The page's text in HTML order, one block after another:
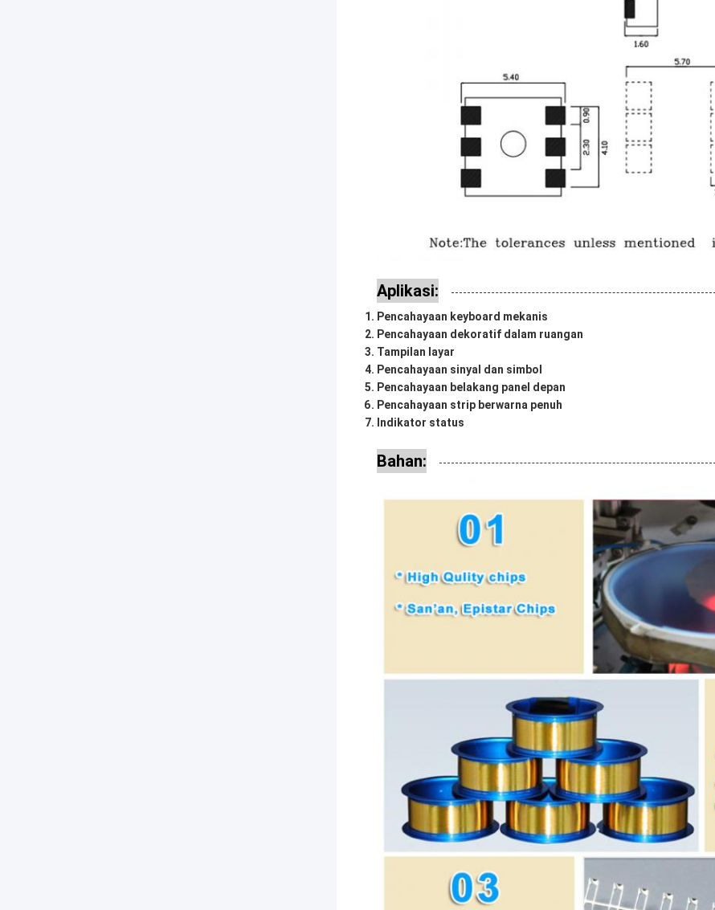
Aplikasi:
Pencahayaan keyboard mekanis
Pencahayaan dekoratif dalam ruangan
Tampilan layar
Pencahayaan sinyal dan simbol
Pencahayaan belakang panel depan
Pencahayaan strip berwarna penuh
Indikator status
Bahan: